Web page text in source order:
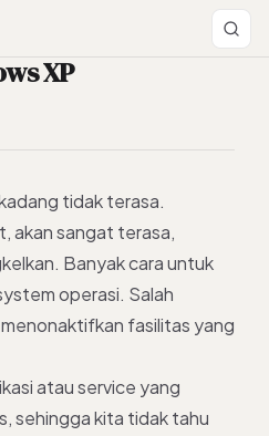
XP
tidak terasa.
akan sangat terasa,
Banyak cara untuk
operasi. Salah
fasilitas yang
atau service yang
sehingga kita tidak tahu